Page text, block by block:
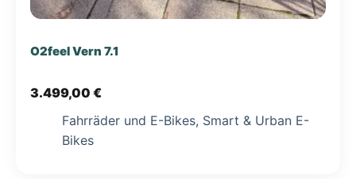
O2feel Vern 7.1
3.499,00 €
Fahrräder und E-Bikes, Smart & Urban E-
Bikes